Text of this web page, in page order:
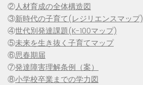
②人材育成の全体構造図
③新時代の子育て(レジリエンスマップ)
④世代別発達課題(K-100マップ)
⑤未来を生き抜く子育てマップ
⑥思春期届
⑦発達障害理解条例（案）
⑧小学校卒業までの学力図